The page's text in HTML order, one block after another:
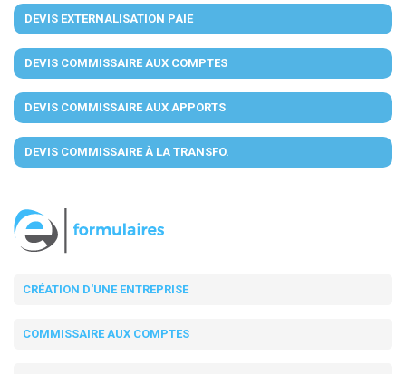
DEVIS EXTERNALISATION PAIE
DEVIS COMMISSAIRE AUX COMPTES
DEVIS COMMISSAIRE AUX APPORTS
DEVIS COMMISSAIRE À LA TRANSFO.
CRÉATION D'UNE ENTREPRISE
COMMISSAIRE AUX COMPTES